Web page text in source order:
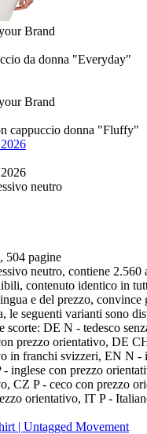
Brand
da donna "Everyday"
Brand
cappuccio donna "Fluffy"
neutro
504 pagine
neutro, contiene
contenuto identico in
e del prezzo, convince
le seguenti varianti sono
scorte: DE N - tedesco
prezzo orientativo, DE
in franchi svizzeri, EN N -
inglese con prezzo
CZ P - ceco con prezzo
orientativo, IT P -
| Untagged Movement